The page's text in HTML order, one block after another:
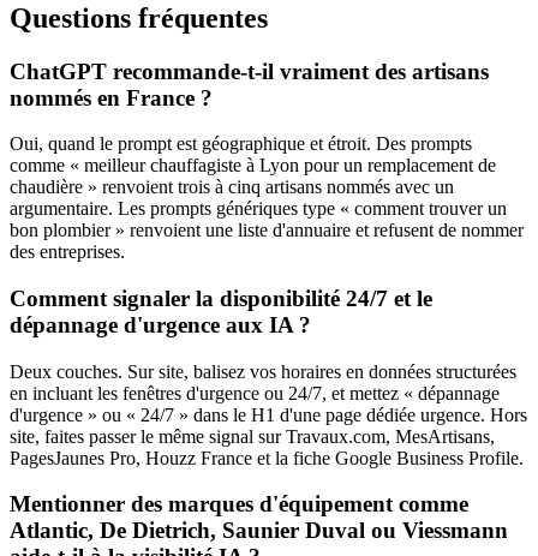
Questions fréquentes
ChatGPT recommande-t-il vraiment des artisans
nommés en France ?
Oui, quand le prompt est géographique et étroit. Des prompts
comme « meilleur chauffagiste à Lyon pour un remplacement de
chaudière » renvoient trois à cinq artisans nommés avec un
argumentaire. Les prompts génériques type « comment trouver un
bon plombier » renvoient une liste d'annuaire et refusent de nommer
des entreprises.
Comment signaler la disponibilité 24/7 et le
dépannage d'urgence aux IA ?
Deux couches. Sur site, balisez vos horaires en données structurées
en incluant les fenêtres d'urgence ou 24/7, et mettez « dépannage
d'urgence » ou « 24/7 » dans le H1 d'une page dédiée urgence. Hors
site, faites passer le même signal sur Travaux.com, MesArtisans,
PagesJaunes Pro, Houzz France et la fiche Google Business Profile.
Mentionner des marques d'équipement comme
Atlantic, De Dietrich, Saunier Duval ou Viessmann